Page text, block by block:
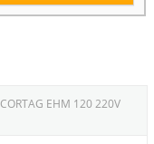
EHM 120 220V